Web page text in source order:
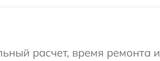
расчет, время ремонта и